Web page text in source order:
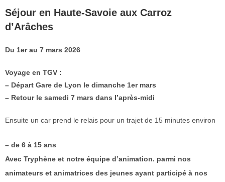
Séjour en Haute-Savoie aux Carroz
d’Arâches
Du 1er au 7 mars 2026
Voyage en TGV :
– Départ Gare de Lyon le dimanche 1er mars
– Retour le samedi 7 mars dans l’après-midi
Ensuite un car prend le relais pour un trajet de 15 minutes environ
– de 6 à 15 ans
Avec Tryphène et notre équipe d’animation. parmi nos
animateurs et animatrices des jeunes ayant participé à nos